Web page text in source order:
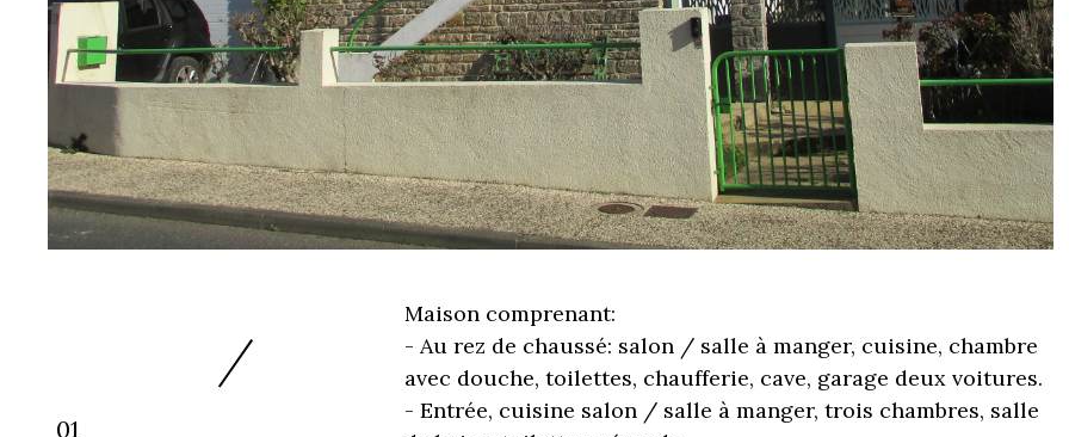
01
Maison comprenant:
- Au rez de chaussé: salon / salle à manger, cuisine, chambre
avec douche, toilettes, chaufferie, cave, garage deux voitures.
- Entrée, cuisine salon / salle à manger, trois chambres, salle